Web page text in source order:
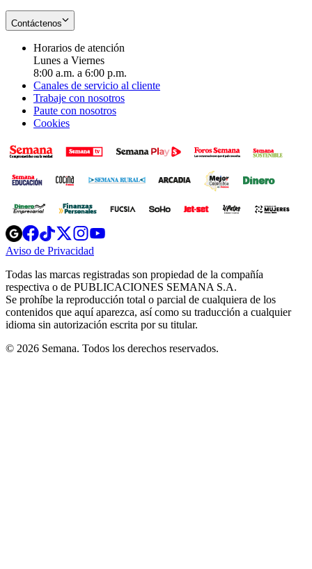
Contáctenos
Horarios de atención
Lunes a Viernes
8:00 a.m. a 6:00 p.m.
Canales de servicio al cliente
Trabaje con nosotros
Paute con nosotros
Cookies
Opens
in
new
Opens
in
new
Opens
in
new
window
Opens
new
windowwindow
Aviso de Privacidad
new
window
Todas las marcas registradas son propiedad de la compañía
respectiva o de PUBLICACIONES SEMANA S.A.
Se prohíbe la reproducción total o parcial de cualquiera de los
contenidos que aquí aparezca, así como su traducción a cualquier
idioma sin autorización escrita por su titular.
© 2026 Semana. Todos los derechos reservados.